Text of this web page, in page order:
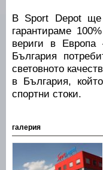
В Sport Depot ще
гарантираме
вериги в Европа
България
световното
в България,
спортни стоки.
галерия